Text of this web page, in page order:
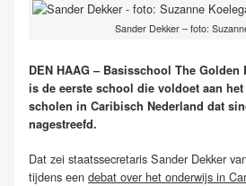
Sander Dekker – foto:
DEN HAAG – Basisschool The
is de eerste school die voldoet aan
scholen in Caribisch Nederland dat
nagestreefd.
Dat zei staatssecretaris Sander Dekker
tijdens een debat over het onderwijs in